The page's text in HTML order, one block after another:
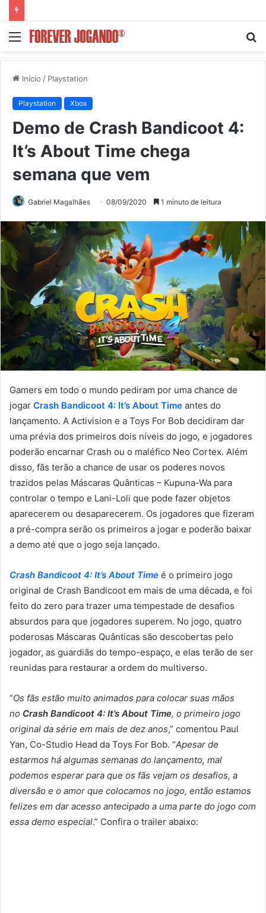
Menu
Início / Playstation
Playstation Xbox
Demo de Crash Bandicoot 4:
It’s About Time chega
semana que vem
Gabriel Magalhães 08/09/2020 1 minuto de leitura
Gamers em todo o mundo pediram por uma chance de
jogar Crash Bandicoot 4: It’s About Time antes do
lançamento. A Activision e a Toys For Bob decidiram dar
uma prévia dos primeiros dois níveis do jogo, e jogadores
poderão encarnar Crash ou o maléfico Neo Cortex. Além
disso, fãs terão a chance de usar os poderes novos
trazidos pelas Máscaras Quânticas – Kupuna-Wa para
controlar o tempo e Lani-Loli que pode fazer objetos
aparecerem ou desaparecerem. Os jogadores que fizeram
a pré-compra serão os primeiros a jogar e poderão baixar
a demo até que o jogo seja lançado.
Crash Bandicoot 4: It’s About Time é o primeiro jogo
original de Crash Bandicoot em mais de uma década, e foi
feito do zero para trazer uma tempestade de desafios
absurdos para que jogadores superem. No jogo, quatro
poderosas Máscaras Quânticas são descobertas pelo
jogador, as guardiãs do tempo-espaço, e elas terão de ser
reunidas para restaurar a ordem do multiverso.
“Os fãs estão muito animados para colocar suas mãos
no Crash Bandicoot 4: It’s About Time, o primeiro jogo
original da série em mais de dez anos,” comentou Paul
Yan, Co-Studio Head da Toys For Bob. “Apesar de
estarmos há algumas semanas do lançamento, mal
podemos esperar para que os fãs vejam os desafios, a
diversão e o amor que colocamos no jogo, então estamos
felizes em dar acesso antecipado a uma parte do jogo com
essa demo especial.” Confira o trailer abaixo: